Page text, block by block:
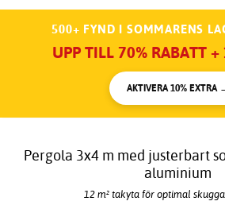
500+ FYND I SOMMARENS
UPP TILL 70% RABATT +
AKTIVERA 10% EXTRA
Pergola 3x4 m med justerbart
aluminium
12 m² takyta för optimal